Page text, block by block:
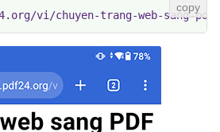
vi/chuyen-trang-web-sang-pdf